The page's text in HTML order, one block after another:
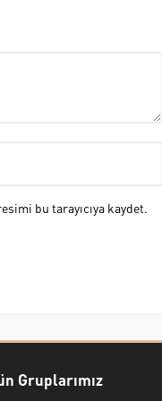
bu tarayıcıya kaydet.
Gruplarımız